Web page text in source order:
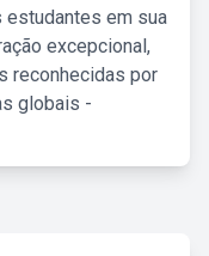
estudantes em sua
excepcional,
reconhecidas por
globais -